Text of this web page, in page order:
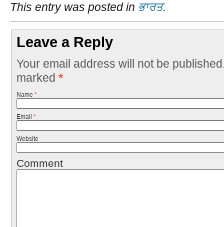
This entry was posted in ਭਾਰਤ.
Leave a Reply
Your email address will not be
marked *
Name *
Email *
Website
Comment